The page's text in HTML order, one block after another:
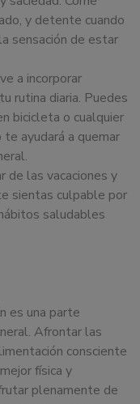
y detente cuando
sensación de estar
a incorporar
rutina diaria. Puedes
bicicleta o cualquier
ayudará a quemar
de las vacaciones y
sientas culpable por
saludables
es una parte
Afrontar las
consciente
física y
plenamente de